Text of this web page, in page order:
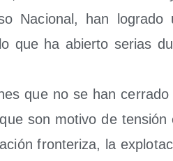
Nacio­nal, han logra­do
que ha abier­to serias
que no se han
son moti­vo de
fron­te­ri­za, la